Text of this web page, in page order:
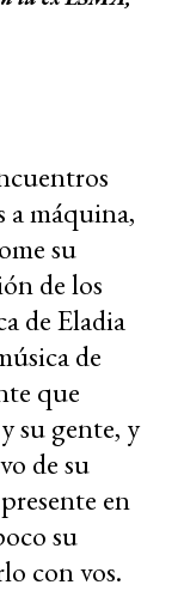
a máquina,
su
de los
de Eladia
de
que
su gente, y
de su
en
su
con vos.